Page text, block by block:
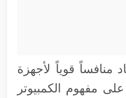
الآي-باد منافساً قوياً لأجهزة
مفهوم الكمبيوتر